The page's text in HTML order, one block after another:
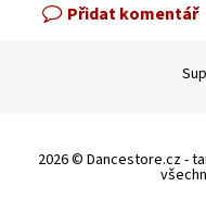
Přidat komentář
2026 © Dancestore.cz -